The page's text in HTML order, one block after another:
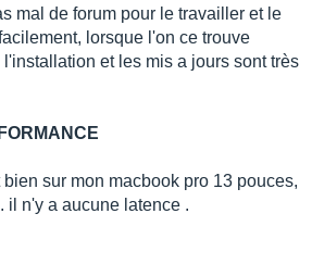
mal de forum pour le travailler et le
lorsque l'on ce trouve
et les mis a jours sont très
sur mon macbook pro 13 pouces,
il n'y a aucune latence .